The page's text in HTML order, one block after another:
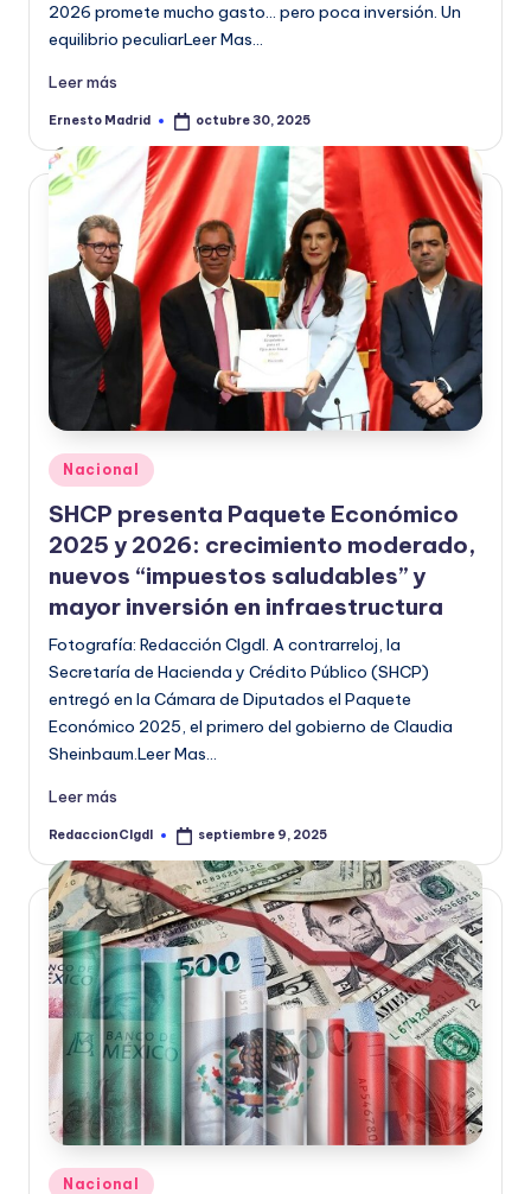
2026 promete mucho gasto… pero poca inversión. Un
equilibrio peculiarLeer Mas…
Leer más
Publicado
Ernesto Madrid octubre 30, 2025
Publicado
en
Nacional
SHCP presenta Paquete Económico
2025 y 2026: crecimiento moderado,
nuevos “impuestos saludables” y
mayor inversión en infraestructura
Fotografía: Redacción CIgdl. A contrarreloj, la
Secretaría de Hacienda y Crédito Público (SHCP)
entregó en la Cámara de Diputados el Paquete
Económico 2025, el primero del gobierno de Claudia
Sheinbaum.Leer Mas…
Leer más
Publicado
RedaccionCIgdl septiembre 9, 2025
Publicado
Nacional